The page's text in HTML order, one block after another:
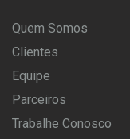
Quem Somos
Clientes
Equipe
Parceiros
Trabalhe Conosco